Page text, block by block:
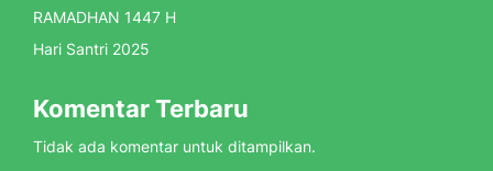
RAMADHAN 1447 H
Hari Santri 2025
Komentar Terbaru
Tidak ada komentar untuk ditampilkan.